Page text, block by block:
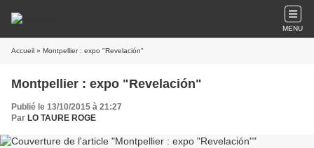
MENU
Accueil » Montpellier : expo "Revelación"
Montpellier : expo "Revelación"
Publié le 13/10/2015 à 21:27
Par LO TAURE ROGE